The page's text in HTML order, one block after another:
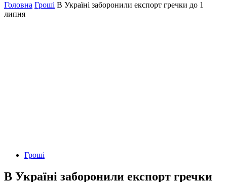
Головна Гроші В Україні заборонили експорт гречки до 1
липня
Гроші
В Україні заборонили експорт гречки